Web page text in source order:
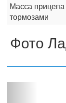
Масса прицепа
тормозами
Фото